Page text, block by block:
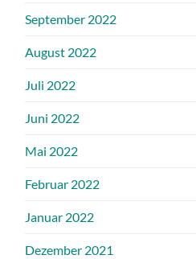
September 2022
August 2022
Juli 2022
Juni 2022
Mai 2022
Februar 2022
Januar 2022
Dezember 2021